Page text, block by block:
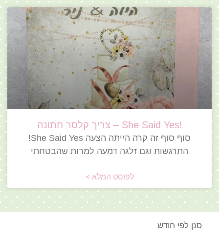
!She Said Yes – צריך קלסר חתונה
סוף סוף זה קרה הייתה הצעה She Said Yes!
התרגשות וגם זלגה דמעה למרות שהבטחתי
לפוסט המלא >
סנן לפי חודש